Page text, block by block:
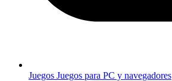
Juegos Juegos para PC y navegadores